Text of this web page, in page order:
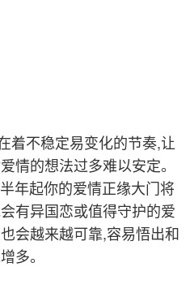
着不稳定易变化的节奏,让
情的想法过多难以安定。
年起你的爱情正缘大门将
有异国恋或值得守护的爱
会越来越可靠,容易悟出和
多。